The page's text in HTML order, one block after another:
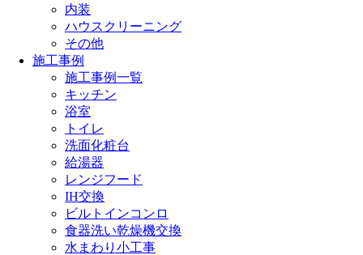
内装
ハウスクリーニング
その他
施工事例
施工事例一覧
キッチン
浴室
トイレ
洗面化粧台
給湯器
レンジフード
IH交換
ビルトインコンロ
食器洗い乾燥機交換
水まわり小工事